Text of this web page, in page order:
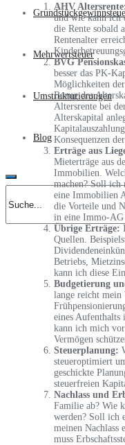
Mehrwertsteuer
Umstrukturierungen
Blog
AHV
und wie kann ich
die Rente sobald
Rentenalter
BVG
besser das PK-
Möglichkeiten
Bezug des
Altersrente bei
Alterskapital
Konsequenzen
Erträge aus
Mieterträge aus
Immobilien.
machen? Soll ich
eine Immobilien
die Vorteile und
in eine Immo-AG
Übrige Erträge:
Quellen.
Betriebs,
kann ich diese
Budgetierung
lange reicht mein
eines Aufenthalts
kann ich mich
Vermögen
Steuerplanung:
steueroptimiert
geschickte
steuerfreien
Nachlass und
Familie ab? Wie
werden? Soll ich
meinen Nachlass
muss